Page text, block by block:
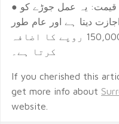
● پاکستان میں جنس کے انتخاب کی قیمت: یہ عمل جوڑے کو
دیتا ہے اور عام طور
پر کل لاگت میں 100,000 سے 150,000 روپے کا اضافہ
کرتا ہے۔
If you cherished this
get more info about
website.